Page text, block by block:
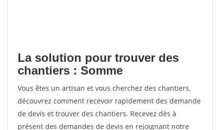
La solution pour trouver des
chantiers : Somme
Vous êtes un artisan et vous cherchez des chantiers,
découvrez comment recevoir rapidement des demande
de devis et trouver des chantiers. Recevez dès à
présent des demandes de devis en rejoignant notre